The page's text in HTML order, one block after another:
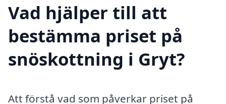
Vad hjälper till att
bestämma priset på
snöskottning i Gryt?
Att förstå vad som påverkar priset på